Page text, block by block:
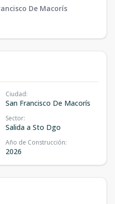
De Macorís
Ciudad:
San Francisco De Macorís
Sector:
Salida a Sto Dgo
Año de Construcción:
2026